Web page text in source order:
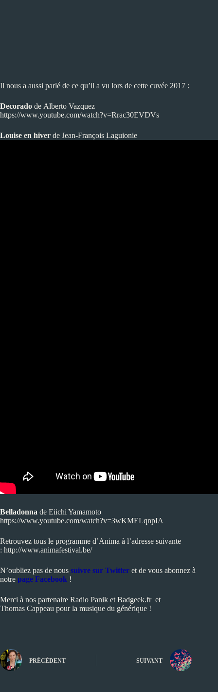
Il nous a aussi parlé de ce qu’il a vu lors de cette cuvée 2017 :
Decorado de Alberto Vazquez
https://www.youtube.com/watch?v=Rrac30EVDVs
Louise en hiver de Jean-François Laguionie
Belladonna de Eiichi Yamamoto
https://www.youtube.com/watch?v=3wKMELqnpIA
Retrouvez tous le programme d’Anima à l’adresse suivante
: http://www.animafestival.be/
N’oubliez pas de nous suivre sur Twitter et de vous abonnez à
notre page Facebook !
Merci à nos partenaire Radio Panik et Badgeek.fr et
Thomas Cappeau pour la musique du générique !
PRÉCÉDENT SUIVANT